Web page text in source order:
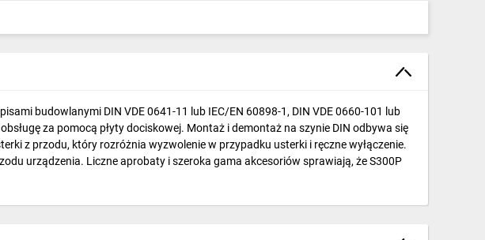
budowlanymi DIN VDE 0641-11 lub IEC/EN 60898-1, DIN VDE 0660-101 lub
za pomocą płyty dociskowej. Montaż i demontaż na szynie DIN odbywa się
z przodu, który rozróżnia wyzwolenie w przypadku usterki i ręczne wyłączenie.
urządzenia. Liczne aprobaty i szeroka gama akcesoriów sprawiają, że S300P